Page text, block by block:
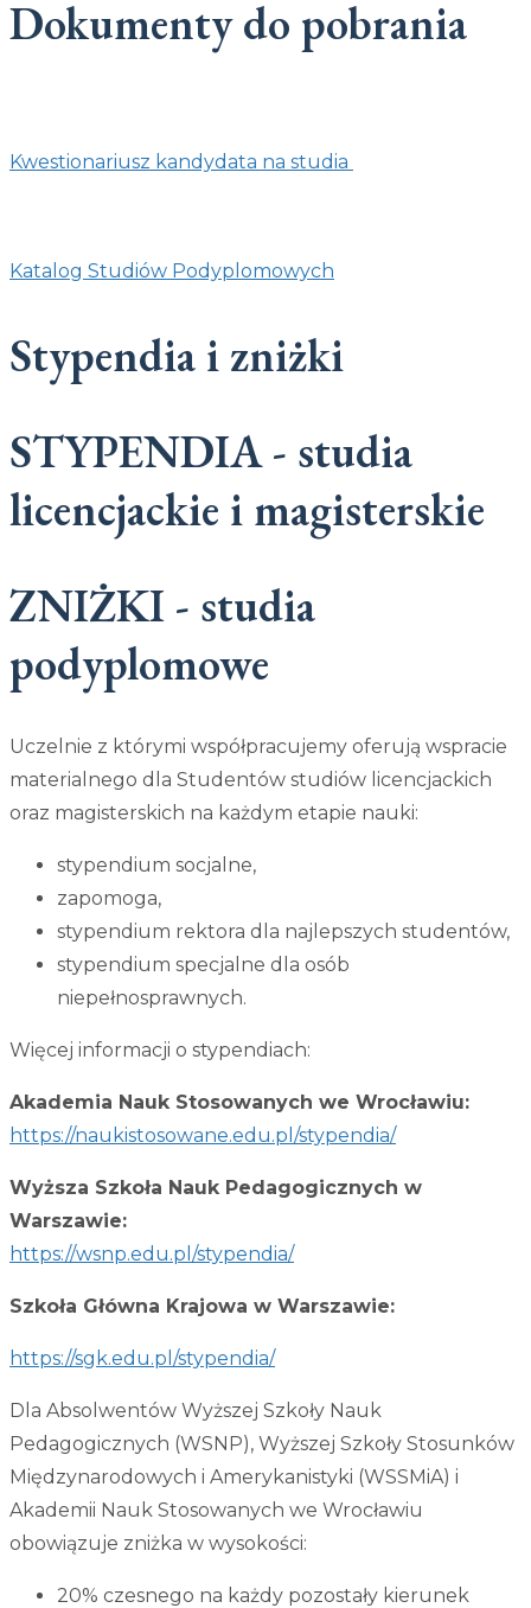
Dokumenty do pobrania
Kwestionariusz kandydata na studia
Katalog Studiów Podyplomowych
Stypendia i zniżki
STYPENDIA - studia
licencjackie i magisterskie
ZNIŻKI - studia
podyplomowe
Uczelnie z którymi współpracujemy oferują wspracie
materialnego dla Studentów studiów licencjackich
oraz magisterskich na każdym etapie nauki:
stypendium socjalne,
zapomoga,
stypendium rektora dla najlepszych studentów,
stypendium specjalne dla osób
niepełnosprawnych.
Więcej informacji o stypendiach:
Akademia Nauk Stosowanych we Wrocławiu:
https://naukistosowane.edu.pl/stypendia/
Wyższa Szkoła Nauk Pedagogicznych w
Warszawie:
https://wsnp.edu.pl/stypendia/
Szkoła Główna Krajowa w Warszawie:
https://sgk.edu.pl/stypendia/
Dla Absolwentów Wyższej Szkoły Nauk
Pedagogicznych (WSNP), Wyższej Szkoły Stosunków
Międzynarodowych i Amerykanistyki (WSSMiA) i
Akademii Nauk Stosowanych we Wrocławiu
obowiązuje zniżka w wysokości:
20% czesnego na każdy pozostały kierunek